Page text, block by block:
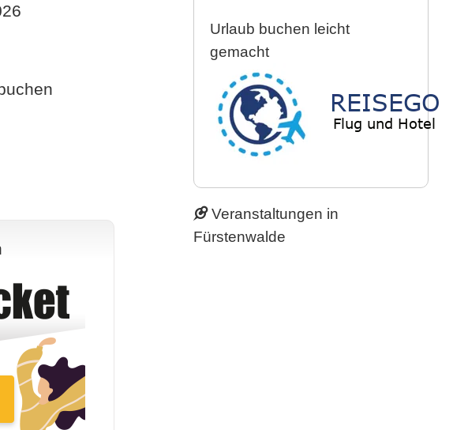
Urlaub buchen leicht
gemacht
Veranstaltungen in
Fürstenwalde